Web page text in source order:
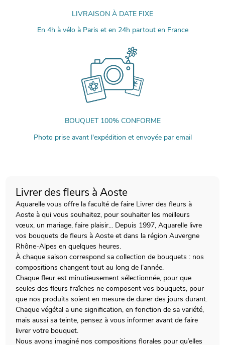
LIVRAISON À DATE FIXE
En 4h à vélo à Paris et en 24h partout en France
BOUQUET 100% CONFORME
Photo prise avant l'expédition et envoyée par email
Livrer des fleurs à Aoste
Aquarelle vous offre la faculté de faire Livrer des fleurs à
Aoste à qui vous souhaitez, pour souhaiter les meilleurs
vœux, un mariage, faire plaisir... Depuis 1997, Aquarelle livre
vos bouquets de fleurs à Aoste et dans la région Auvergne
Rhône-Alpes en quelques heures.
À chaque saison correspond sa collection de bouquets : nos
compositions changent tout au long de l’année.
Chaque fleur est minutieusement sélectionnée, pour que
seules des fleurs fraîches ne composent vos bouquets, pour
que nos produits soient en mesure de durer des jours durant.
Chaque végétal a une signification, en fonction de sa variété,
mais aussi sa teinte, pensez à vous informer avant de faire
livrer votre bouquet.
Nous avons imaginé nos compositions florales pour qu’elles